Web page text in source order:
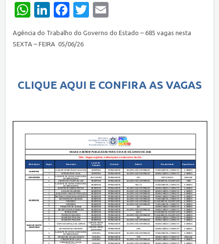
WhatsApp
LinkedIn
Facebook
Twitter
Agência do Trabalho do Governo do Estado – 685 vagas nesta
SEXTA – FEIRA 05/06/26
CLIQUE AQUI E CONFIRA AS VAGAS